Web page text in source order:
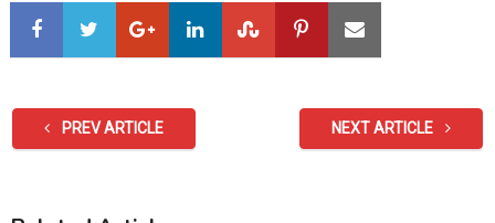
PREV ARTICLE NEXT ARTICLE